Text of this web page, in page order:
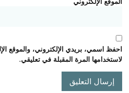
احفظ اسمي، بريدي الإلكتروني، والموقع
لاستخدامها المرة المقبلة في تعليقي.